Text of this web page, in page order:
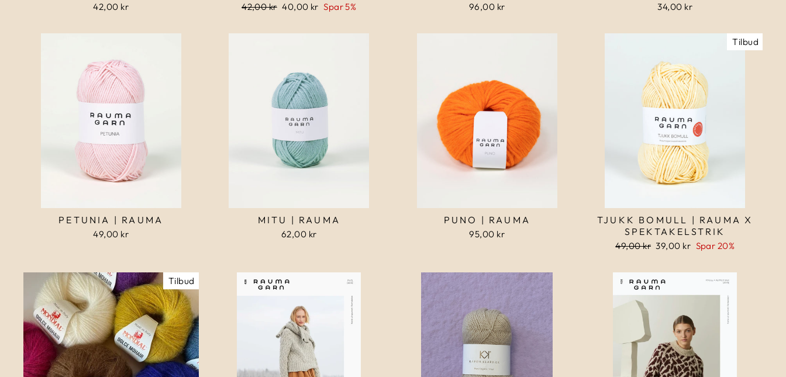
42,00 kr Normalpris
42,00 kr Udsalgspris
40,00 kr Spar 5% 96,00 kr 34,00 kr
PETUNIA | RAUMA
49,00 kr
MITU | RAUMA
62,00 kr
PUNO | RAUMA
95,00 kr
Tilbud
TJUKK BOMULL | RAUMA X
SPEKTAKELSTRIK
Normalpris
49,00 kr Udsalgspris
39,00 kr Spar 20%
Tilbud